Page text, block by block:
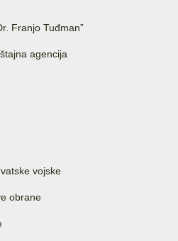
Franjo Tuđman”
agencija
vojske
obrane